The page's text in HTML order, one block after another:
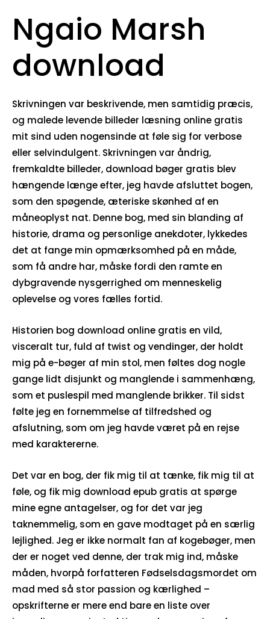
Ngaio Marsh
download
Skrivningen var beskrivende, men samtidig præcis,
og malede levende billeder læsning online gratis
mit sind uden nogensinde at føle sig for verbose
eller selvindulgent. Skrivningen var åndrig,
fremkaldte billeder, download bøger gratis blev
hængende længe efter, jeg havde afsluttet bogen,
som den spøgende, æteriske skønhed af en
måneoplyst nat. Denne bog, med sin blanding af
historie, drama og personlige anekdoter, lykkedes
det at fange min opmærksomhed på en måde,
som få andre har, måske fordi den ramte en
dybgravende nysgerrighed om menneskelig
oplevelse og vores fælles fortid.
Historien bog download online gratis en vild,
visceralt tur, fuld af twist og vendinger, der holdt
mig på e-bøger af min stol, men føltes dog nogle
gange lidt disjunkt og manglende i sammenhæng,
som et puslespil med manglende brikker. Til sidst
følte jeg en fornemmelse af tilfredshed og
afslutning, som om jeg havde været på en rejse
med karaktererne.
Det var en bog, der fik mig til at tænke, fik mig til at
føle, og fik mig download epub gratis at spørge
mine egne antagelser, og for det var jeg
taknemmelig, som en gave modtaget på en særlig
lejlighed. Jeg er ikke normalt fan af kogebøger, men
der er noget ved denne, der trak mig ind, måske
måden, hvorpå forfatteren Fødselsdagsmordet om
mad med så stor passion og kærlighed –
opskrifterne er mere end bare en liste over